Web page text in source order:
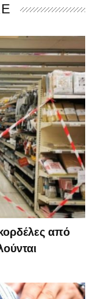
από